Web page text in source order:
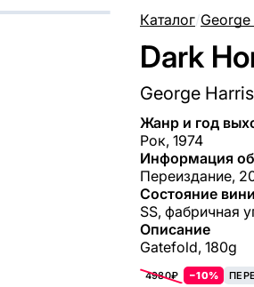
Каталог/
Dark
George
Жанр и год
Рок, 1974
Информация
Переиздание,
Состояние
SS, фабричная
Описание
Gatefold, 180g
4980₽ −10%